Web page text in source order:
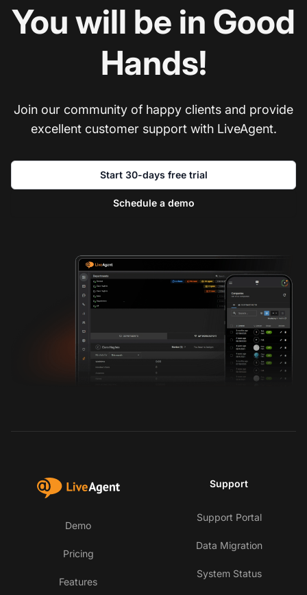
You will be in Good
Hands!
Join our community of happy clients and provide
excellent customer support with LiveAgent.
Start 30-days free trial
Schedule a demo
Demo
Pricing
Features
Support
Support Portal
Data Migration
System Status